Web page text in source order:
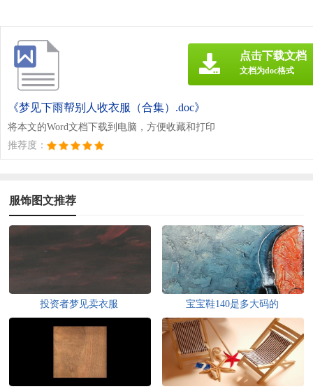
《梦见下雨帮别人收衣服（合集）.doc》
将本文的Word文档下载到电脑，方便收藏和打印
推荐度：
点击下载文档
文档为doc格式
服饰图文推荐
投资者梦见卖衣服 宝宝鞋140是多大码的